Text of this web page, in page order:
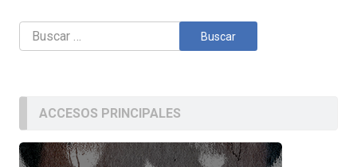
Buscar:
ACCESOS PRINCIPALES